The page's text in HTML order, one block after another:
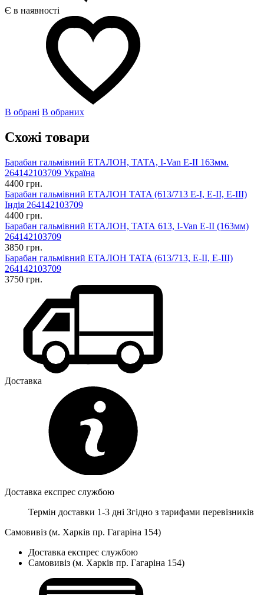
Є в наявності
В обрані В обраних
Схожі товари
Барабан гальмівний ЕТАЛОН, ТАТА, I-Van E-II 163мм.
264142103709 Україна
4400 грн.
Барабан гальмівний ЕТАЛОН TATA (613/713 E-I, E-II, E-III)
Індія 264142103709
4400 грн.
Барабан гальмівний ЕТАЛОН, ТАТА 613, I-Van E-II (163мм)
264142103709
3850 грн.
Барабан гальмівний ЕТАЛОН TATA (613/713, E-II, E-III)
264142103709
3750 грн.
Доставка
Доставка експрес службою
Термін доставки 1-3 дні Згідно з тарифами перевізників
Самовивіз (м. Харків пр. Гагаріна 154)
Доставка експрес службою
Самовивіз (м. Харків пр. Гагаріна 154)